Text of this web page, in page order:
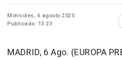
Miércoles, 6 agosto 2025
Publicado: 13:23
MADRID, 6 Ago. (EUROPA